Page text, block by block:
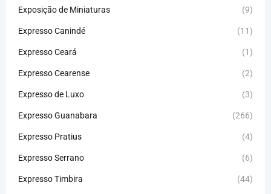
Exposição de Miniaturas (9)
Expresso Canindé (11)
Expresso Ceará (1)
Expresso Cearense (2)
Expresso de Luxo (3)
Expresso Guanabara (266)
Expresso Pratius (4)
Expresso Serrano (6)
Expresso Timbira (44)